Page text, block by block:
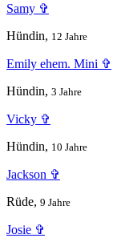
Samy ✞
Hündin, 12 Jahre
Emily ehem. Mini ✞
Hündin, 3 Jahre
Vicky ✞
Hündin, 10 Jahre
Jackson ✞
Rüde, 9 Jahre
Josie ✞